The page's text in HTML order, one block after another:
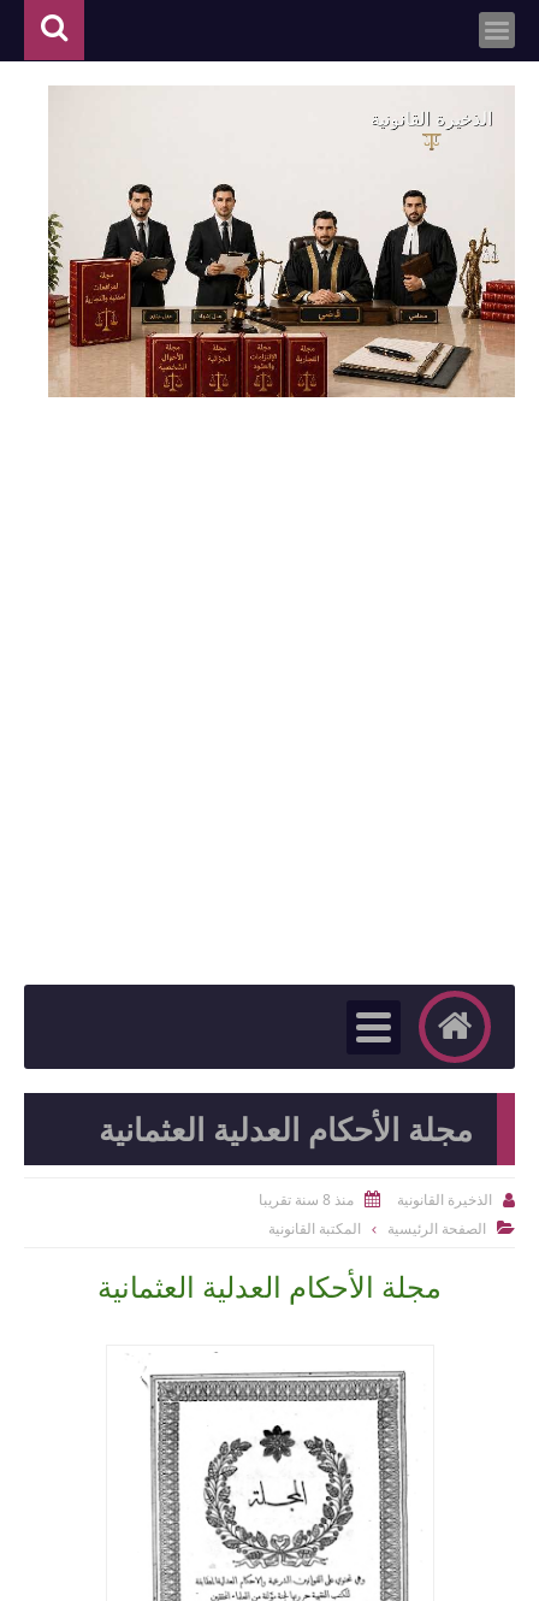
مجلة الأحكام العدلية العثمانية
 الذخيرة القانونية  منذ 8 سنة تقريبا
 الصفحة الرئيسية المكتبة القانونية
مجلة الأحكام العدلية العثمانية